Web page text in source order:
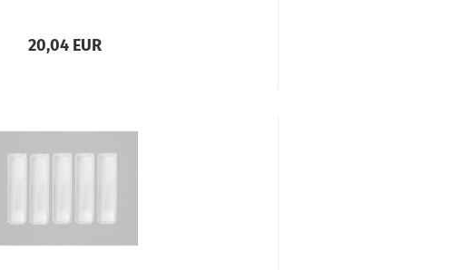
20,04 EUR